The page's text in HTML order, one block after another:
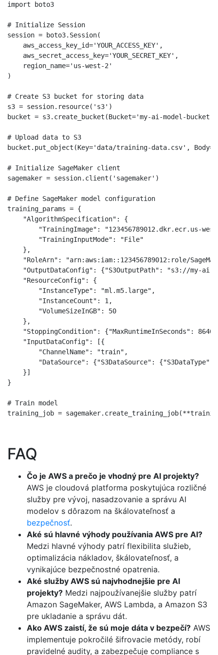
import boto3
# Initialize Session
session = boto3.Session(
    aws_access_key_id='YOUR_ACCESS_KEY',
    aws_secret_access_key='YOUR_SECRET_KEY',
    region_name='us-west-2'
)
# Create S3 bucket for storing data
s3 = session.resource('s3')
bucket = s3.create_bucket(Bucket='my-ai-model-bucket')
# Upload data to S3
bucket.put_object(Key='data/training-data.csv',
# Initialize SageMaker client
sagemaker = session.client('sagemaker')
# Define SageMaker model configuration
training_params = {
    "AlgorithmSpecification": {
"TrainingImage": "123456789012.dkr.ecr.us-
        "TrainingInputMode": "File"
    },
"RoleArn": "arn:aws:iam::123456789012:role/
"OutputDataConfig": {"S3OutputPath": "s3://my-ai-
    "ResourceConfig": {
        "InstanceType": "ml.m5.large",
        "InstanceCount": 1,
        "VolumeSizeInGB": 50
    },
"StoppingCondition": {"MaxRuntimeInSeconds":
    "InputDataConfig": [{
        "ChannelName": "train",
"DataSource": {"S3DataSource":
    }]
}
# Train model
FAQ
Čo je AWS a prečo je vhodný pre AI projekty?
AWS je cloudová platforma poskytujúca rozličné
služby pre vývoj, nasadzovanie a správu AI
modelov s dôrazom na škálovateľnosť a
bezpečnosť.
Aké sú hlavné výhody používania AWS pre AI?
Medzi hlavné výhody patrí flexibilita služieb,
optimalizácia nákladov, škálovateľnosť, a
vynikajúce bezpečnostné opatrenia.
Aké služby AWS sú najvhodnejšie pre AI
projekty? Medzi najpoužívanejšie služby patrí
Amazon SageMaker, AWS Lambda, a Amazon S3
pre ukladanie a správu dát.
Ako AWS zaistí, že sú moje dáta v bezpečí? AWS
implementuje pokročilé šifrovacie metódy, robí
pravidelné audity, a zabezpečuje compliance s